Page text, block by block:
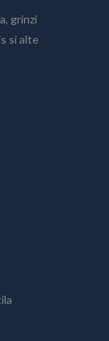
grinzi
si alte